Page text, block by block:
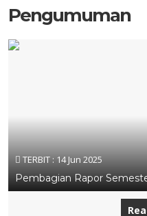
Pengumuman
TERBIT : 14 Jun 2025
Pembagian Rapor